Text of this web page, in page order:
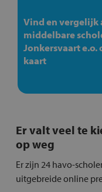
Vind en vergelijk
middelbare
Jonkersvaart e.o.
kaart
Er valt veel te
op weg
Er zijn 24 havo-
uitgebreide online